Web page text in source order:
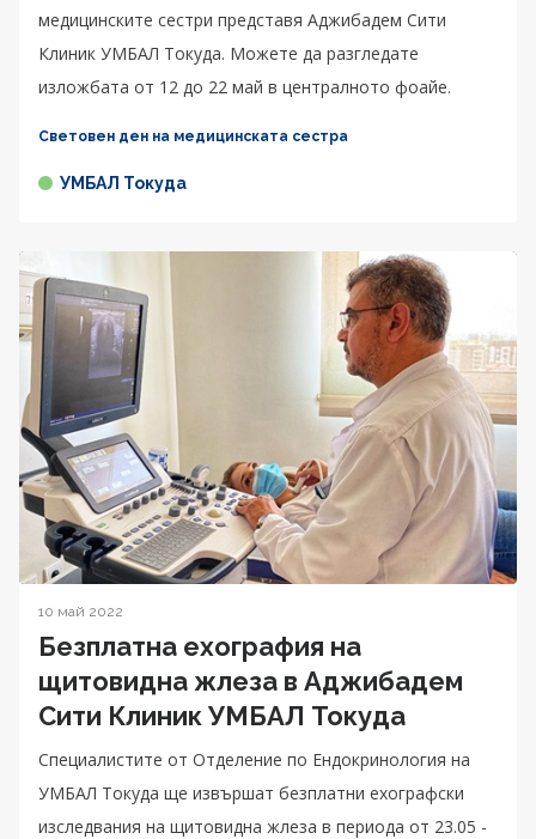
медицинските сестри представя Аджибадем Сити
Клиник УМБАЛ Токуда. Можете да разгледате
изложбата от 12 до 22 май в централното фоайе.
Световен ден на медицинската сестра
УМБАЛ Токуда
10 май 2022
Безплатна ехография на
щитовидна жлеза в Аджибадем
Сити Клиник УМБАЛ Токуда
Специалистите от Oтделение по Ендокринология на
УМБАЛ Токуда ще извършат безплатни ехографски
изследвания на щитовидна жлеза в периода от 23.05 -